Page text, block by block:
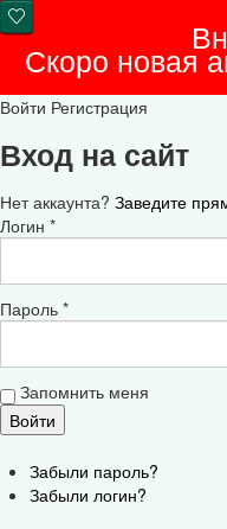
Скоро новая
Войти Регистрация
Вход на сайт
Нет аккаунта? Заведите
Логин *
Пароль *
Запомнить меня
Забыли пароль?
Забыли логин?